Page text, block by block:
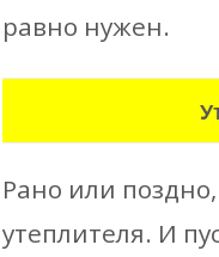
равно нужен.
Рано или
утеплителя. И